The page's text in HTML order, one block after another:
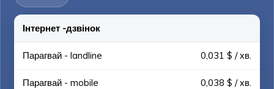
Інтернет -дзвінок
Парагвай - landline 0,031 $ / хв.
Парагвай - mobile 0,038 $ / хв.